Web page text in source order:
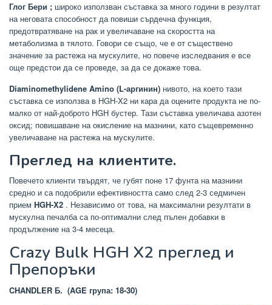
Глог Бери ; широко използван съставка за много години в резултат
на неговата способност да повиши сърдечна функция,
предотвратяване на рак и увеличаване на скоростта на
метаболизма в тялото. Говори се също, че е от съществено
значение за растежа на мускулите, но повече изследвания е все
още предстои да се проведе, за да се докаже това.
Diaminomethylidene Amino (L-аргинин) нивото, на което тази
съставка се използва в HGH-X2 ни кара да оцените продукта не по-
малко от най-доброто HGH бустер. Тази съставка увеличава азотен
оксид; повишаване на окисление на мазнини, като същевременно
увеличаване на растежа на мускулите.
Преглед на клиентите.
Повечето клиенти твърдят, че губят поне 17 фунта на мазнини
средно и са подобрили ефективността само след 2-3 седмичен
прием HGH-X2 . Независимо от това, на максимални резултати в
мускулна печалба са по-оптимални след пълен добавки в
продължение на 3-4 месеца.
Crazy Bulk HGH X2 преглед и
Препоръки
CHANDLER Б. (AGE група: 18-30)